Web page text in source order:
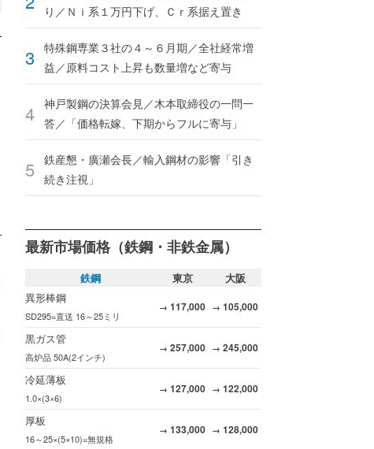
り／Ｎｉ系１万円下げ、Ｃｒ系据え置き
特殊鋼専業３社の４～６月期／全社経常増
益／原料コスト上昇も数量増など寄与
神戸製鋼の決算会見／木本取締役の一問一
答／「価格転嫁、下期からフルに寄与」
鉄産懇・廣瀬会長／輸入鋼材の影響「引き
続き注視」
最新市場価格（鉄鋼・非鉄金属）
鉄鋼 東京
大阪
異形棒鋼
SD295=直送 16～25ミリ
→ 117,000 → 105,000
黒ガス管
高炉品 50A(2インチ)
→ 257,000 → 245,000
冷延薄板
1.0×(3×6)
→ 127,000 → 122,000
厚板
16～25×(5×10)=無規格
→ 133,000 → 128,000